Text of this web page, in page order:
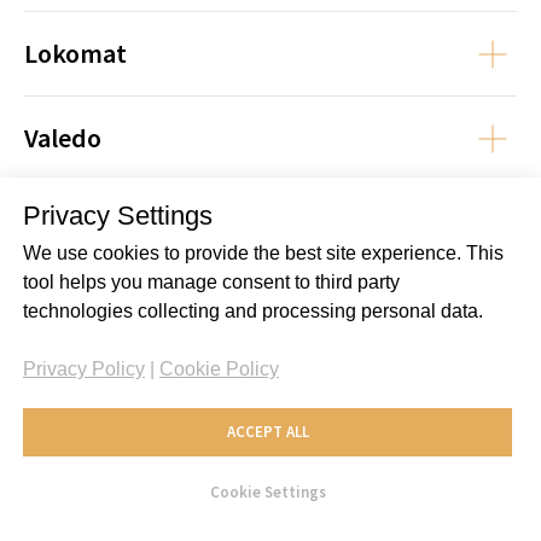
Privacy Settings
We use cookies to provide the best site experience. This
tool helps you manage consent to third party
technologies collecting and processing personal data.
Privacy Policy Cookie Policy
ACCEPT ALL
Cookie Settings
Lokomat
Valedo
ArmeoSenso
ArmeoSpring
Trois chambres modernes et
élégantes plus un grand salon
lumineux
Confort et intimité maximaux pour
les patients et leurs proches
Minibar